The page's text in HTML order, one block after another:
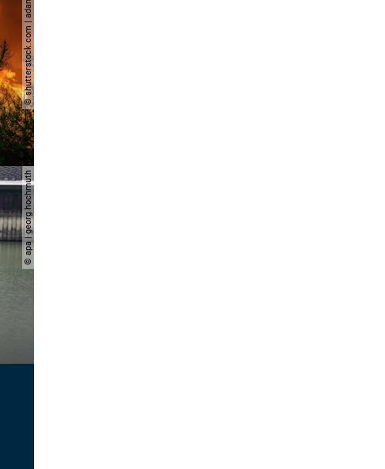
© shutterstock.com | adam avant
© apa | georg hochmuth